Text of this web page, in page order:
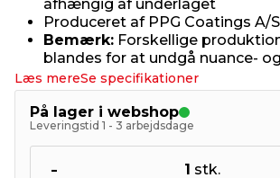
afhængig af underlaget
Produceret af PPG Coatings A/S
Bemærk: Forskellige
blandes for at undgå nuance-
Læs mereSe specifikationer
På lager i webshop
Leveringstid 1 - 3 arbejdsdage
- 1 stk.